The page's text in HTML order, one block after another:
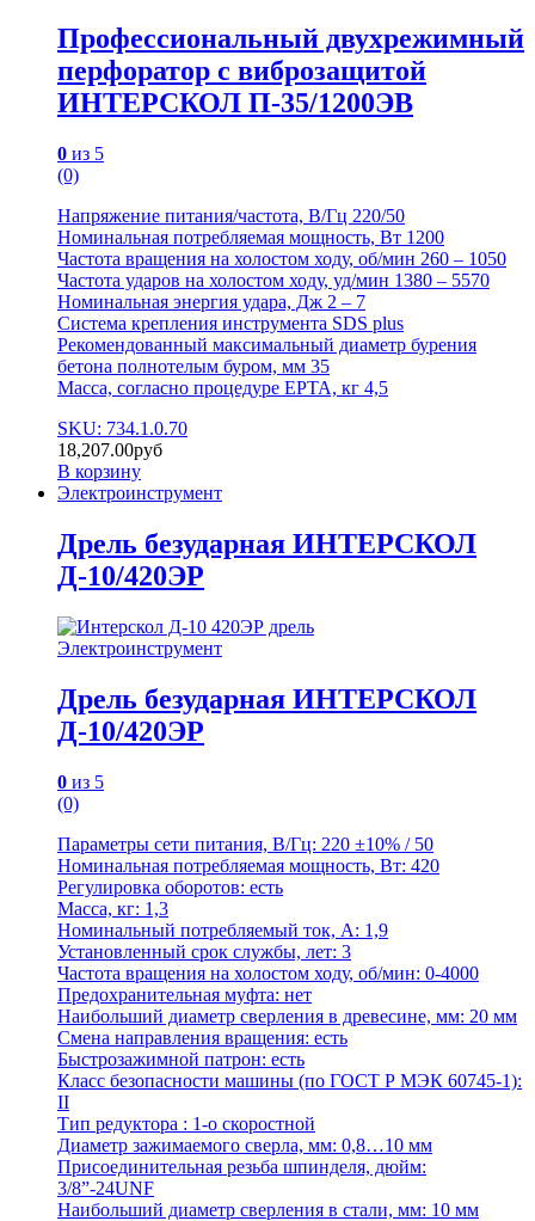
Профессиональный двухрежимный
перфоратор с виброзащитой
ИНТЕРСКОЛ П-35/1200ЭВ
0 из 5
(0)
Напряжение питания/частота, В/Гц 220/50
Номинальная потребляемая мощность, Вт 1200
Частота вращения на холостом ходу, об/мин 260 – 1050
Частота ударов на холостом ходу, уд/мин 1380 – 5570
Номинальная энергия удара, Дж 2 – 7
Система крепления инструмента SDS plus
Рекомендованный максимальный диаметр бурения
бетона полнотелым буром, мм 35
Масса, согласно процедуре ЕРТА, кг 4,5
SKU: 734.1.0.70
18,207.00руб
В корзину
Электроинструмент
Дрель безударная ИНТЕРСКОЛ
Д-10/420ЭР
Электроинструмент
Дрель безударная ИНТЕРСКОЛ
Д-10/420ЭР
0 из 5
(0)
Параметры сети питания, В/Гц: 220 ±10% / 50
Номинальная потребляемая мощность, Вт: 420
Регулировка оборотов: есть
Масса, кг: 1,3
Номинальный потребляемый ток, А: 1,9
Установленный срок службы, лет: 3
Частота вращения на холостом ходу, об/мин: 0-4000
Предохранительная муфта: нет
Наибольший диаметр сверления в древесине, мм: 20 мм
Смена направления вращения: есть
Быстрозажимной патрон: есть
Класс безопасности машины (по ГОСТ Р МЭК 60745-1):
II
Тип редуктора : 1-о скоростной
Диаметр зажимаемого сверла, мм: 0,8…10 мм
Присоединительная резьба шпинделя, дюйм:
3/8”-24UNF
Наибольший диаметр сверления в стали, мм: 10 мм